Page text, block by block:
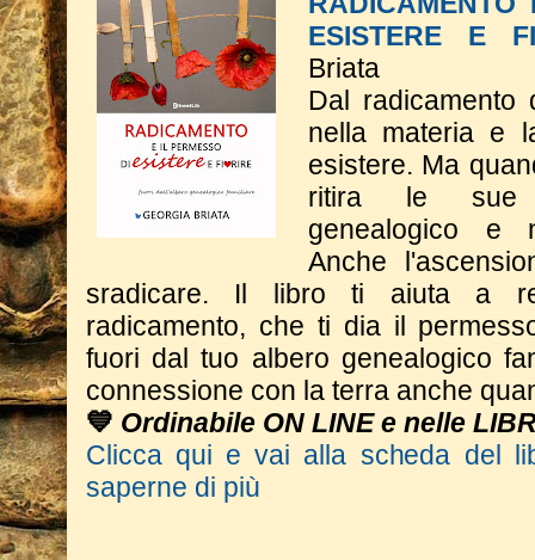
ESISTERE E
Briata
Dal radicamento
nella materia e
esistere. Ma
ritira le sue
genealogico e
Anche
sradicare. Il libro ti aiuta a
radicamento, che ti dia il
fuori dal tuo albero genealogico
connessione con la terra anche
💙 Ordinabile ON LINE e nelle
Clicca qui e vai alla scheda del
saperne di più